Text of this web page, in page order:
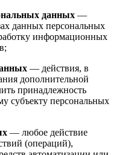
данных —
данных персональных
информационных
— действия, в
дополнительной
принадлежность
субъекту персональных
— любое действие
(операций),